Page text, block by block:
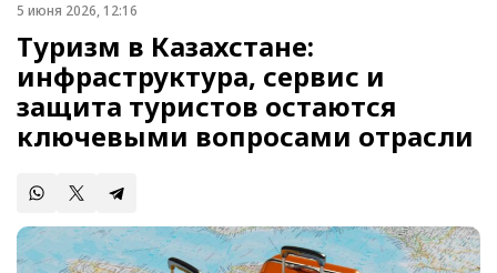
5 июня 2026, 12:16
Туризм в Казахстане:
инфраструктура, сервис и
защита туристов остаются
ключевыми вопросами отрасли